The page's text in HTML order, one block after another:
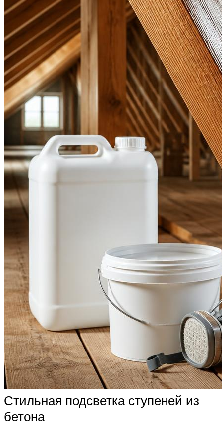
Стильная подсветка ступеней из
бетона